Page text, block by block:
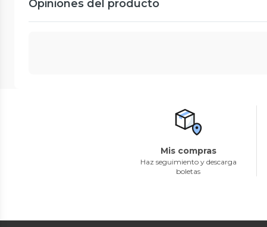
Opiniones del producto
Mis compras
Haz seguimiento y descarga
boletas